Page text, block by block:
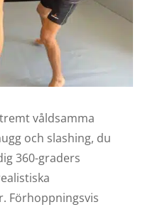
våldsamma
och slashing, du
360-graders
Förhoppningsvis